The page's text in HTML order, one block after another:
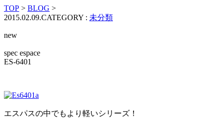
キ
ッ
プ
TOP > BLOG >
2015.02.09.CATEGORY : 未分類
new
spec espace
ES-6401
エスパスの中でもより軽いシリーズ！